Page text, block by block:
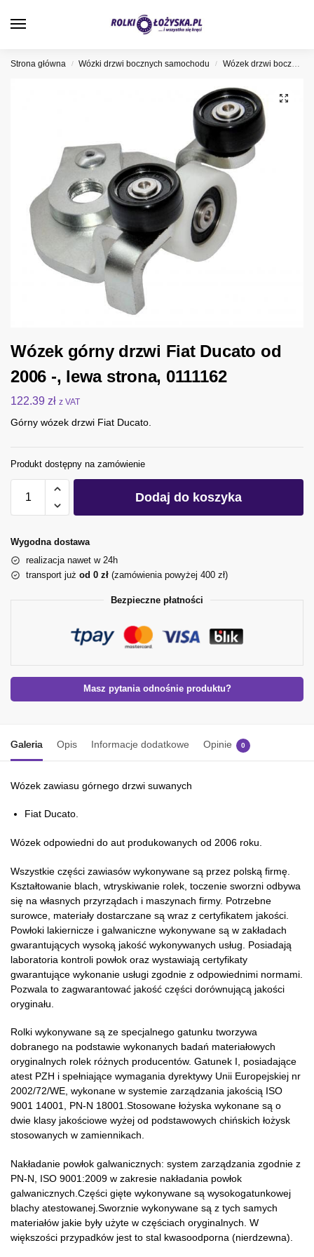
Strona główna / Wózki drzwi bocznych samochodu / Wózek drzwi bocznych Fiat
Wózek górny drzwi Fiat Ducato od
2006 -, lewa strona, 0111162
122.39 zł z VAT
Górny wózek drzwi Fiat Ducato.
Produkt dostępny na zamówienie
Dodaj do koszyka
Wygodna dostawa
realizacja nawet w 24h
transport już od 0 zł (zamówienia powyżej 400 zł)
Bezpieczne płatności
Masz pytania odnośnie produktu?
Galeria Opis Informacje dodatkowe Opinie 0
Wózek zawiasu górnego drzwi suwanych
Fiat Ducato.
Wózek odpowiedni do aut produkowanych od 2006 roku.
Wszystkie części zawiasów wykonywane są przez polską firmę.
Kształtowanie blach, wtryskiwanie rolek, toczenie sworzni odbywa
się na własnych przyrządach i maszynach firmy. Potrzebne
surowce, materiały dostarczane są wraz z certyfikatem jakości.
Powłoki lakiernicze i galwaniczne wykonywane są w zakładach
gwarantujących wysoką jakość wykonywanych usług. Posiadają
laboratoria kontroli powłok oraz wystawiają certyfikaty
gwarantujące wykonanie usługi zgodnie z odpowiednimi normami.
Pozwala to zagwarantować jakość części dorównującą jakości
oryginału.
Rolki wykonywane są ze specjalnego gatunku tworzywa
dobranego na podstawie wykonanych badań materiałowych
oryginalnych rolek różnych producentów. Gatunek I, posiadające
atest PZH i spełniające wymagania dyrektywy Unii Europejskiej nr
2002/72/WE, wykonane w systemie zarządzania jakością ISO
9001 14001, PN-N 18001.Stosowane łożyska wykonane są o
dwie klasy jakościowe wyżej od podstawowych chińskich łożysk
stosowanych w zamiennikach.
Nakładanie powłok galwanicznych: system zarządzania zgodnie z
PN-N, ISO 9001:2009 w zakresie nakładania powłok
galwanicznych.Części gięte wykonywane są wysokogatunkowej
blachy atestowanej.Sworznie wykonywane są z tych samych
materiałów jakie były użyte w częściach oryginalnych. W
większości przypadków jest to stal kwasoodporna (nierdzewna).